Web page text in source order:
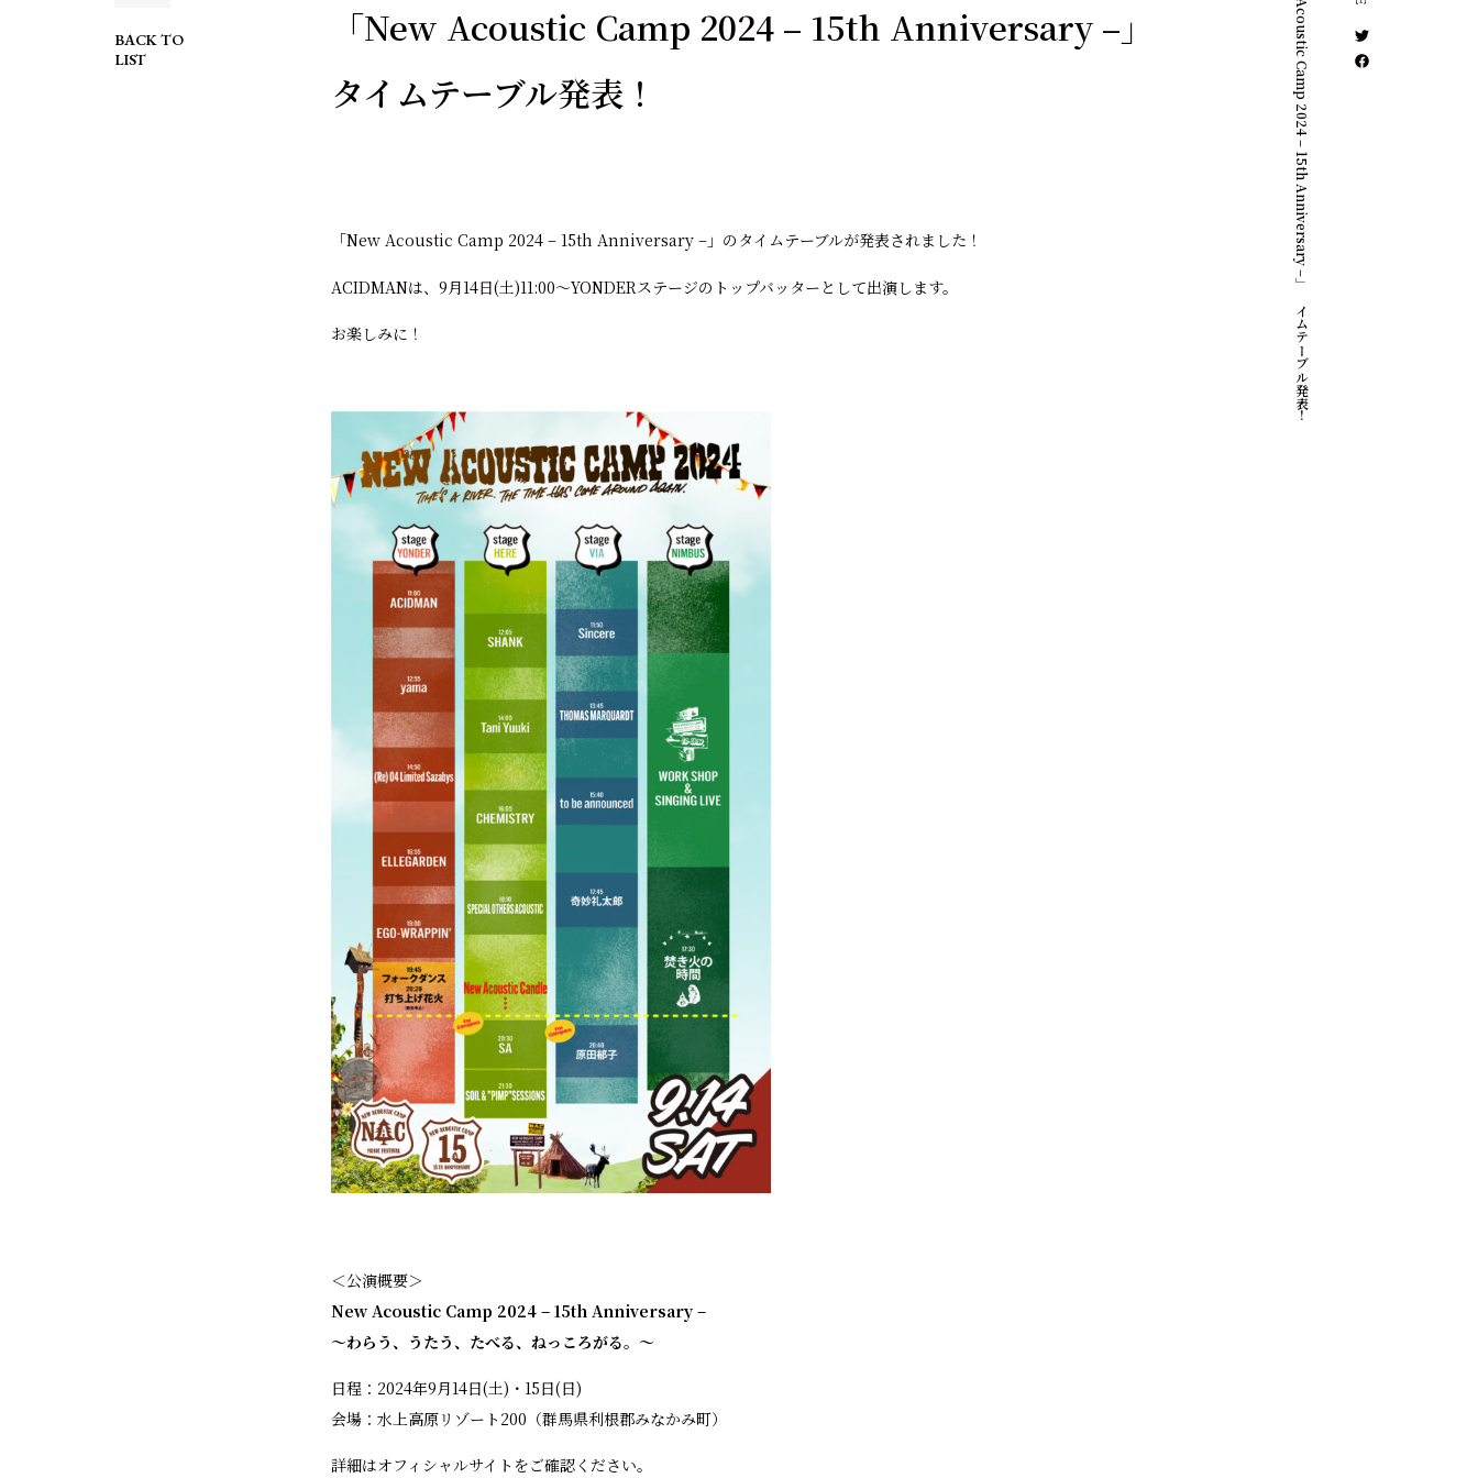
BACK TO
LIST
「New Acoustic Camp 2024 – 15th Anniversary –」
タイムテーブル発表！
「New Acoustic Camp 2024 – 15th Anniversary –」のタイムテーブルが発表されました！
ACIDMANは、9月14日(土)11:00〜YONDERステージのトップバッターとして出演します。
お楽しみに！
＜公演概要＞
New Acoustic Camp 2024 – 15th Anniversary –
〜わらう、うたう、たべる、ねっころがる。〜
日程：2024年9月14日(土)・15日(日)
会場：水上高原リゾート200（群馬県利根郡みなかみ町）
詳細はオフィシャルサイトをご確認ください。
「New Acoustic Camp 2024 – 15th Anniversary –」タイムテーブル発表！